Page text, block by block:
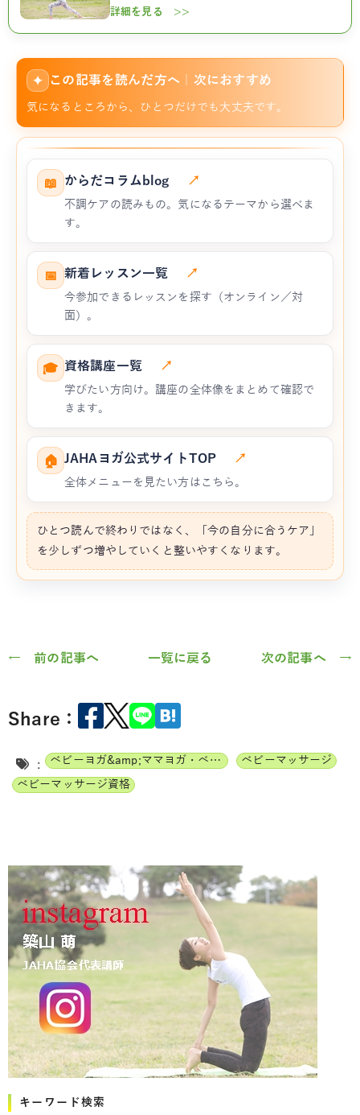
詳細を見る >>
✦ この記事を読んだ方へ｜次におすすめ
気になるところから、ひとつだけでも大丈夫です。
📖 からだコラムblog ↗
不調ケアの読みもの。気になるテーマから選べま
す。
📅 新着レッスン一覧 ↗
今参加できるレッスンを探す（オンライン／対
面）。
🎓 資格講座一覧 ↗
学びたい方向け。講座の全体像をまとめて確認で
きます。
🏠 JAHAヨガ公式サイトTOP ↗
全体メニューを見たい方はこちら。
ひとつ読んで終わりではなく、「今の自分に合うケア」
を少しずつ増やしていくと整いやすくなります。
← 前の記事へ 一覧に戻る 次の記事へ →
Share：
: ベビーヨガ&amp;ママヨガ・ベビーチャクラマッサージ通信講座
ベビーマッサージ
ベビーマッサージ資格
キーワード検索